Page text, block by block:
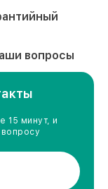
вопросы
15 минут, и